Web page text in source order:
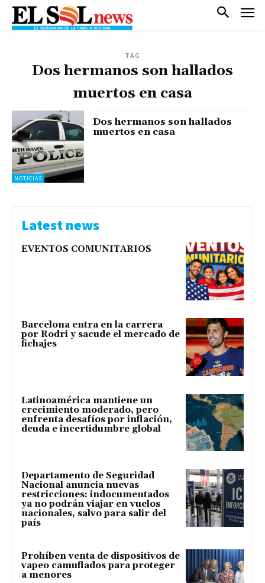
TAG
Dos hermanos son hallados
muertos en casa
NOTICIAS
Dos hermanos son hallados
muertos en casa
Latest news
EVENTOS COMUNITARIOS
Barcelona entra en la carrera
por Rodri y sacude el mercado de
fichajes
Latinoamérica mantiene un
crecimiento moderado, pero
enfrenta desafíos por inflación,
deuda e incertidumbre global
Departamento de Seguridad
Nacional anuncia nuevas
restricciones: indocumentados
ya no podrán viajar en vuelos
nacionales, salvo para salir del
país
Prohíben venta de dispositivos de
vapeo camuflados para proteger
a menores